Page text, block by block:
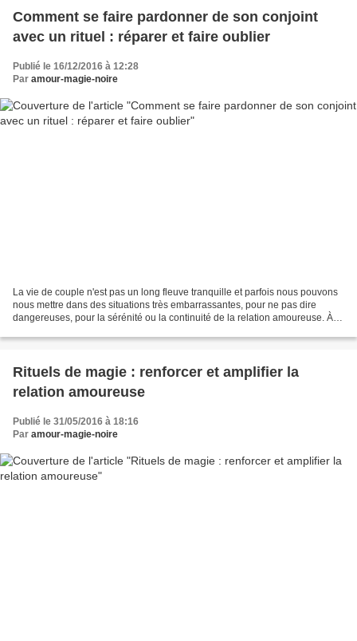
Comment se faire pardonner de son conjoint
avec un rituel : réparer et faire oublier
Publié le 16/12/2016 à 12:28
Par amour-magie-noire
La vie de couple n'est pas un long fleuve tranquille et parfois nous pouvons
nous mettre dans des situations très embarrassantes, pour ne pas dire
dangereuses, pour la sérénité ou la continuité de la relation amoureuse. À
Rituels de magie : renforcer et amplifier la
relation amoureuse
Publié le 31/05/2016 à 18:16
Par amour-magie-noire